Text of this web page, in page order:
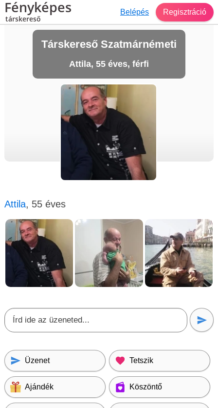
Fényképes
társkereső
Belépés Regisztráció
Társkereső Szatmárnémeti
Attila, 55 éves, férfi
Attila, 55 éves
Üzenet Tetszik
Ajándék Köszöntő